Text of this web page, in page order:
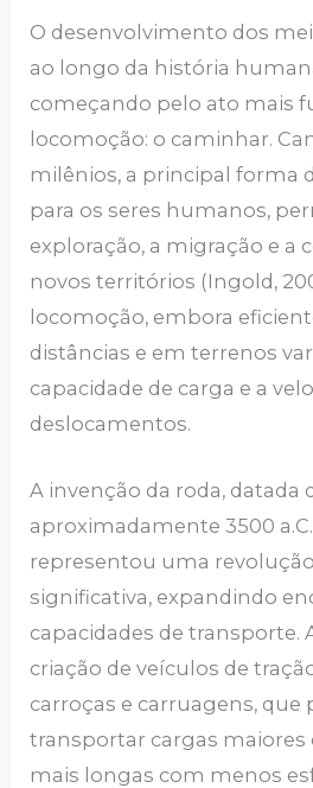
O desenvolvimento dos
ao longo da história
começando pelo ato mais
locomoção: o caminhar.
milênios, a principal forma
para os seres humanos,
exploração, a migração e a
novos territórios (Ingold,
locomoção, embora
distâncias e em terrenos
capacidade de carga e a
deslocamentos.
A invenção da roda, datada
aproximadamente 3500
representou uma
significativa, expandindo
capacidades de transporte.
criação de veículos de
carroças e carruagens, que
transportar cargas maiores
mais longas com menos